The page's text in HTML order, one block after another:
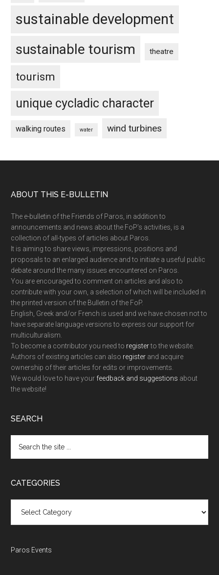
sustainable development
sustainable tourism theatre
tourism
unique cycladic character
walking routes water wind turbines
Footer
ABOUT THIS E-BULLETIN
The e-bulletin of the Friends of Paros, in addition to
announcements and news about the FoP’s activities, is a
collection of all-types of articles about Paros.
It is aiming to share views, impressions, positions and
proposals to an enlarged audience and to initiate a useful public
debate around the many issues encountered on Paros.
You are encouraged to comment on articles and also to
contribute with your own, a selection of which will be included in
the printed version of the Bulletin of the FoP.
English, Greek and/or French is used and we have chosen not to
have separate language versions to express our support for
multiculturalism.
To become a contributor you need to registerto the website.
Authors of existing articles can also register and acquire
ownership of their articles for edits or improvements.
We would love to have your feedback and suggestions about
the website!
SEARCH
the
CATEGORIES
Paros Events